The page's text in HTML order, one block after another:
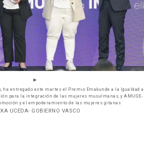
entregado este martes el Premio Emakunde a la Igualdad a
para la integración de las mujeres musulmanas, y AMUGE-
y el empoderamiento de las mujeres gitanas
UCEDA- GOBIERNO VASCO